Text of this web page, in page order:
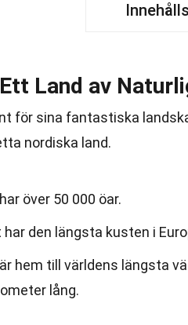
Land av
för sina fantastiska
nordiska land.
över 50 000 öar.
har den längsta kusten i
hem till världens längsta
lång.